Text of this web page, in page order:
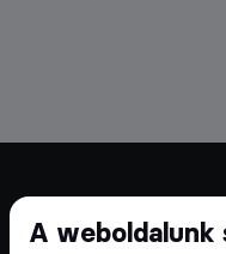
A weboldalunk
Cryptofalka